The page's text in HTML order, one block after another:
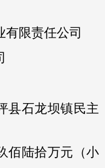
有限责任公司
县石龙坝镇民主
佰陆拾万元（小